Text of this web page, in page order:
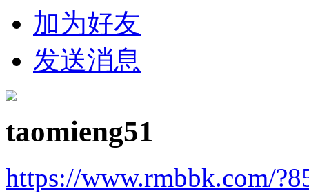
加为好友
发送消息
taomieng51
https://www.rmbbk.com/